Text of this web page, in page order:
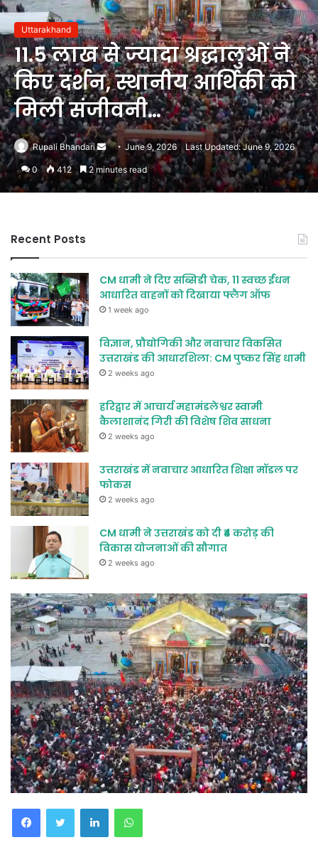
Uttarakhand
11.5 लाख से ज्यादा श्रद्धालुओं ने
किए दर्शन, स्थानीय आर्थिकी को
मिली संजीवनी…
Rupali Bhandari
Send
an
email
June 9, 2026 Last Updated: June 9, 2026
0 412 2 minutes read
FacebookTwitter LinkedInWhatsApp
Recent Posts
CM धामी ने दिए सब्सिडी चेक, 11 स्वच्छ ईंधन
आधारित वाहनों को दिखाया फ्लैग ऑफ
1 week ago
विज्ञान, प्रौद्योगिकी और नवाचार विकसित
उत्तराखंड की आधारशिला: CM पुष्कर सिंह धामी
2 weeks ago
हरिद्वार में आचार्य महामंडलेश्वर स्वामी
कैलाशानंद गिरी की विशेष शिव साधना
2 weeks ago
उत्तराखंड में नवाचार आधारित शिक्षा मॉडल पर
फोकस
2 weeks ago
CM धामी ने उत्तराखंड को दी ₹4 करोड़ की
विकास योजनाओं की सौगात
2 weeks ago